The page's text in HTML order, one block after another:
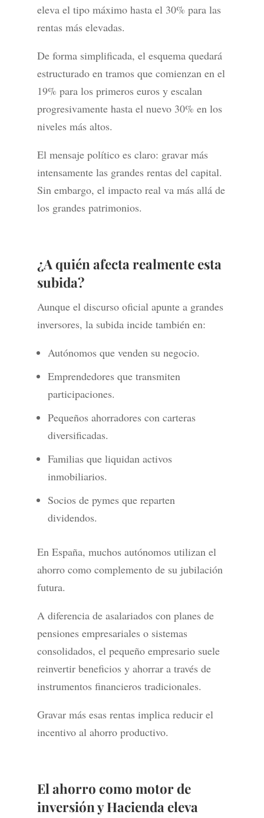
eleva el tipo máximo hasta el 30% para las
rentas más elevadas.
De forma simplificada, el esquema quedará
estructurado en tramos que comienzan en el
19% para los primeros euros y escalan
progresivamente hasta el nuevo 30% en los
niveles más altos.
El mensaje político es claro: gravar más
intensamente las grandes rentas del capital.
Sin embargo, el impacto real va más allá de
los grandes patrimonios.
¿A quién afecta realmente esta
subida?
Aunque el discurso oficial apunte a grandes
inversores, la subida incide también en:
Autónomos que venden su negocio.
Emprendedores que transmiten
participaciones.
Pequeños ahorradores con carteras
diversificadas.
Familias que liquidan activos
inmobiliarios.
Socios de pymes que reparten
dividendos.
En España, muchos autónomos utilizan el
ahorro como complemento de su jubilación
futura.
A diferencia de asalariados con planes de
pensiones empresariales o sistemas
consolidados, el pequeño empresario suele
reinvertir beneficios y ahorrar a través de
instrumentos financieros tradicionales.
Gravar más esas rentas implica reducir el
incentivo al ahorro productivo.
El ahorro como motor de
inversión y Hacienda eleva